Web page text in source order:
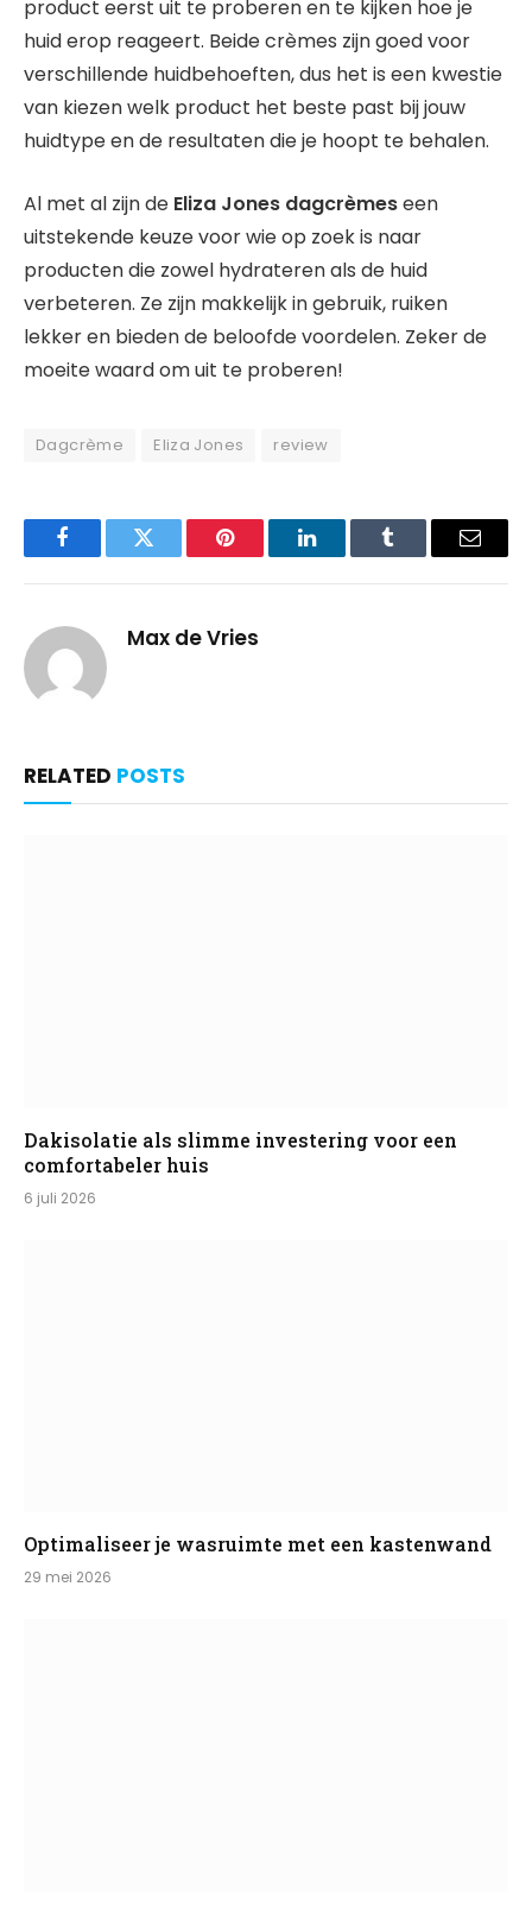
product eerst uit te proberen en te kijken hoe je
huid erop reageert. Beide crèmes zijn goed voor
verschillende huidbehoeften, dus het is een kwestie
van kiezen welk product het beste past bij jouw
huidtype en de resultaten die je hoopt te behalen.
Al met al zijn de Eliza Jones dagcrèmeseen
uitstekende keuze voor wie op zoek is naar
producten die zowel hydrateren als de huid
verbeteren. Ze zijn makkelijk in gebruik, ruiken
lekker en bieden de beloofde voordelen. Zeker de
moeite waard om uit te proberen!
Dagcrème Eliza Jones review
FacebookTwitter Pinterest LinkedInTumblr Email
Max de Vries
RELATED POSTS
Dakisolatie als slimme investering voor een
comfortabeler huis
6 juli 2026
Optimaliseer je wasruimte met een kastenwand
29 mei 2026